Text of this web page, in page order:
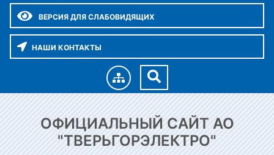
ВЕРСИЯ ДЛЯ СЛАБОВИДЯЩИХ
НАШИ КОНТАКТЫ
ОФИЦИАЛЬНЫЙ САЙТ АО
"ТВЕРЬГОРЭЛЕКТРО"